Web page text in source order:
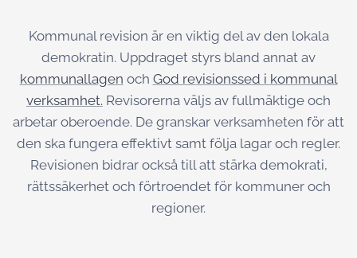
Kommunal revision är en viktig del av den lokala
demokratin. Uppdraget styrs bland annat av
kommunallagen och God revisionssed i kommunal
verksamhet. Revisorerna väljs av fullmäktige och
arbetar oberoende. De granskar verksamheten för att
den ska fungera effektivt samt följa lagar och regler.
Revisionen bidrar också till att stärka demokrati,
rättssäkerhet och förtroendet för kommuner och
regioner.